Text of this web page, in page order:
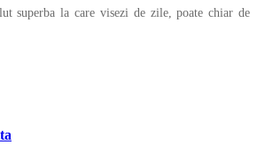
superba la care visezi de zile, poate chiar de